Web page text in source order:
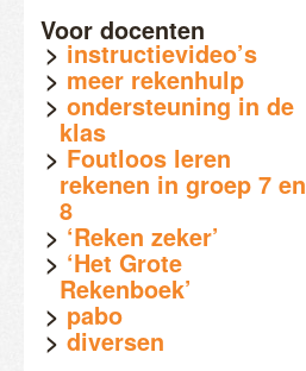
Voor docenten
instructievideo’s
meer rekenhulp
ondersteuning in de
klas
Foutloos leren
rekenen in groep 7 en
8
‘Reken zeker’
‘Het Grote
Rekenboek’
pabo
diversen